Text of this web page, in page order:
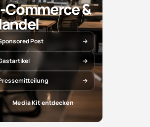
Commerce &
Post
Media Kit entdecken